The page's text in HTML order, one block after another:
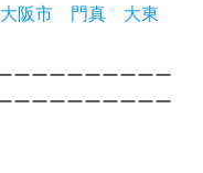
大阪市 門真 大東
ーーーーーーーーー
ーーーーーーーーー